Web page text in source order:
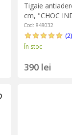
Tigaie
cm, "CHOC
Buyer
Cod: 848032
(2)
În stoc
390 lei